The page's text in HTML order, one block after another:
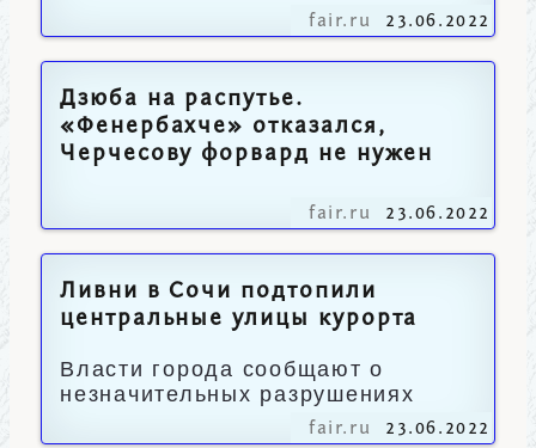
fair.ru 23.06.2022
Дзюба на распутье.
«Фенербахче» отказался,
Черчесову форвард не нужен
fair.ru 23.06.2022
Ливни в Сочи подтопили
центральные улицы курорта
Власти города сообщают о
незначительных разрушениях
fair.ru 23.06.2022